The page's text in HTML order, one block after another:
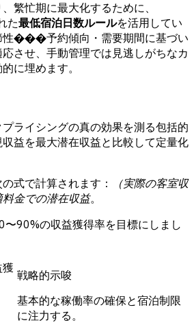
繁忙期に最大化するために、
た最低宿泊日数ルールを活用してい
性���予約傾向・需要期間に基づい
させ、手動管理では見逃しがちなカ
に埋めます。
ライシングの真の効果を測る包括的
益を最大潜在収益と比較して定量化
式で計算されます：
（実際の客室収
金での潜在収益。
90%の収益獲得率を目標にしまし
獲
戦略的示唆
基本的な稼働率の確保と宿泊制限
に注力する。